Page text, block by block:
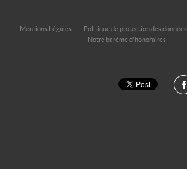
Mentions Légales Politique de protection des données
Notre barème d'honoraires